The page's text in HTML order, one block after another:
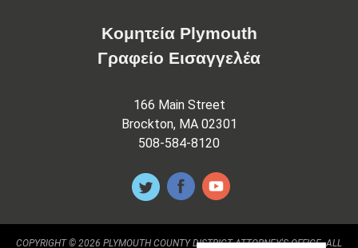
Κομητεία Plymouth
Γραφείο Εισαγγελέα
166 Main Street
Brockton, MA 02301
508-584-8120
COPYRIGHT © 2026 PLYMOUTH COUNTY DISTRICT ATTORNEY'S OFFICE. ALL